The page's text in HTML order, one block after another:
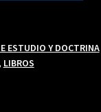
ESTUDIO Y DOCTRINA
, LIBROS